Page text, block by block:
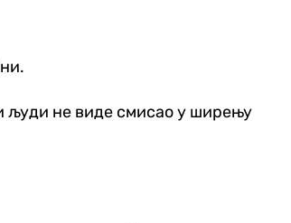
људи не виде смисао у ширењу